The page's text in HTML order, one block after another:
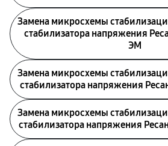
Замена микросхемы
стабилизатора напряжения
ЭМ
Замена микросхемы
стабилизатора напряжения
Замена микросхемы
стабилизатора напряжения